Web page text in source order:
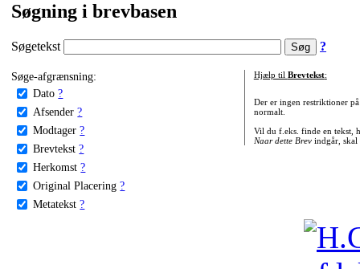
Søgning i brevbasen
Søgetekst ?
Søge-afgrænsning:
Dato ?
Afsender ?
Modtager ?
Brevtekst ?
Herkomst ?
Original Placering ?
Metatekst ?
Hjælp til Brevtekst:
Der er ingen restriktioner
normalt.
Vil du f.eks. finde en tekst,
Naar dette Brevindgår, skal